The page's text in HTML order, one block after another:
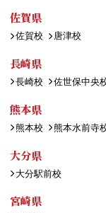
佐賀県
佐賀校 唐津校
長崎県
長崎校 佐世保中央
熊本県
熊本校 熊本水前寺
大分県
大分駅前校
宮崎県